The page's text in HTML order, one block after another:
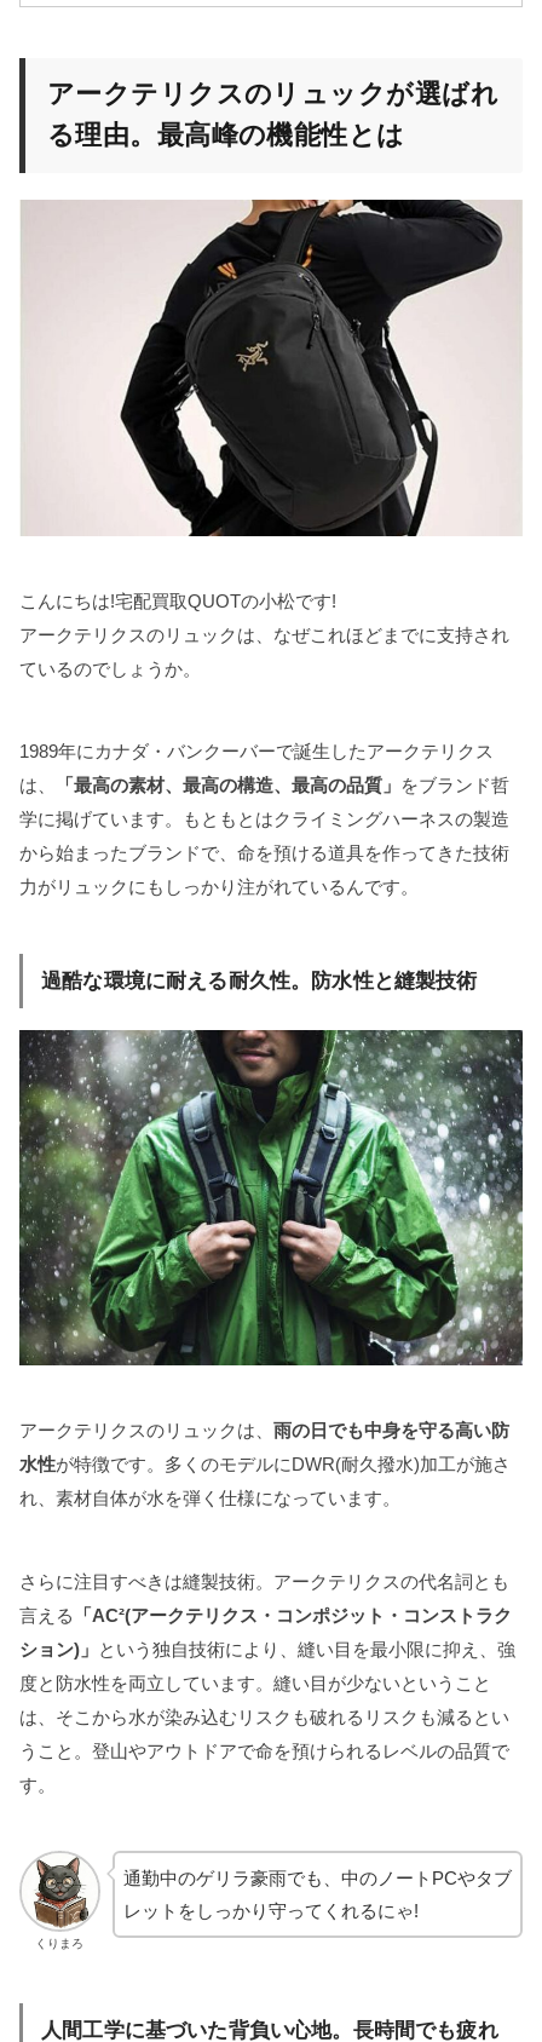
アークテリクスのリュックが選ばれ
る理由。最高峰の機能性とは
こんにちは!宅配買取QUOTの小松です!
アークテリクスのリュックは、なぜこれほどまでに支持され
ているのでしょうか。
1989年にカナダ・バンクーバーで誕生したアークテリクス
は、
「最高の素材、最高の構造、最高の品質」 をブランド哲
学に掲げています。もともとはクライミングハーネスの製造
から始まったブランドで、命を預ける道具を作ってきた技術
力がリュックにもしっかり注がれているんです。
過酷な環境に耐える耐久性。防水性と縫製技術
アークテリクスのリュックは、 雨の日でも中身を守る高い防
水性が特徴です。多くのモデルにDWR(耐久撥水)加工が施さ
れ、素材自体が水を弾く仕様になっています。
さらに注目すべきは縫製技術。アークテリクスの代名詞とも
言える
「AC²(アークテリクス・コンポジット・コンストラク
ション)」 という独自技術により、縫い目を最小限に抑え、強
度と防水性を両立しています。縫い目が少ないということ
は、そこから水が染み込むリスクも破れるリスクも減るとい
うこと。登山やアウトドアで命を預けられるレベルの品質で
す。
くりまろ
通勤中のゲリラ豪雨でも、中のノートPCやタブ
レットをしっかり守ってくれるにゃ!
人間工学に基づいた背負い心地。長時間でも疲れ